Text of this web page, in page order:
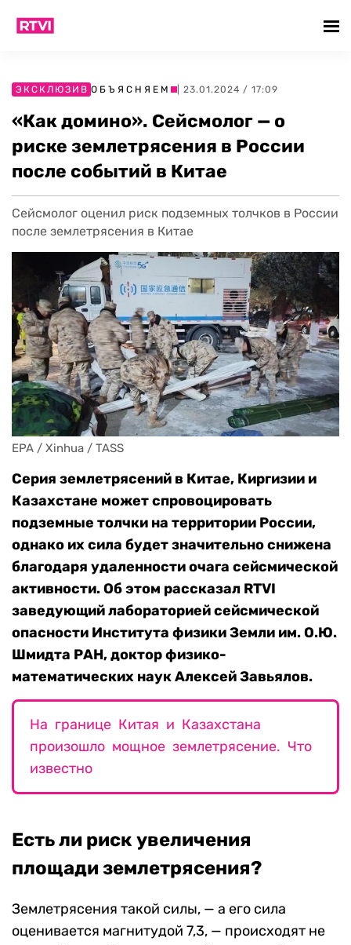
ЭКСКЛЮЗИВ ОБЪЯСНЯЕМ | 23.01.2024 / 17:09
«Как домино». Сейсмолог — о
риске землетрясения в России
после событий в Китае
Сейсмолог оценил риск подземных толчков в России
после землетрясения в Китае
EPA / Xinhua / TASS
Серия землетрясений в Китае, Киргизии и
Казахстане может спровоцировать
подземные толчки на территории России,
однако их сила будет значительно снижена
благодаря удаленности очага сейсмической
активности. Об этом рассказал RTVI
заведующий лабораторией сейсмической
опасности Института физики Земли им. О.Ю.
Шмидта РАН, доктор физико-
математических наук Алексей Завьялов.
На границе Китая и Казахстана
произошло мощное землетрясение. Что
известно
Есть ли риск увеличения
площади землетрясения?
Землетрясения такой силы, — а его сила
оценивается магнитудой 7,3, — происходят не